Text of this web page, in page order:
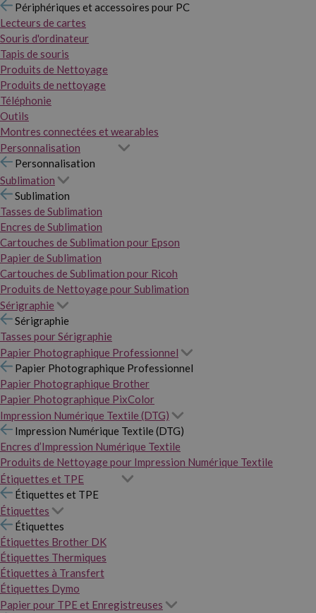
Périphériques et accessoires pour PC
Lecteurs de cartes
Souris d'ordinateur
Tapis de souris
Produits de Nettoyage
Produits de nettoyage
Téléphonie
Outils
Montres connectées et wearables
Personnalisation
Personnalisation
Sublimation
Sublimation
Tasses de Sublimation
Encres de Sublimation
Cartouches de Sublimation pour Epson
Papier de Sublimation
Cartouches de Sublimation pour Ricoh
Produits de Nettoyage pour Sublimation
Sérigraphie
Sérigraphie
Tasses pour Sérigraphie
Papier Photographique Professionnel
Papier Photographique Professionnel
Papier Photographique Brother
Papier Photographique PixColor
Impression Numérique Textile (DTG)
Impression Numérique Textile (DTG)
Encres d’Impression Numérique Textile
Produits de Nettoyage pour Impression Numérique Textile
Étiquettes et TPE
Étiquettes et TPE
Étiquettes
Étiquettes
Étiquettes Brother DK
Étiquettes Thermiques
Étiquettes à Transfert
Étiquettes Dymo
Papier pour TPE et Enregistreuses